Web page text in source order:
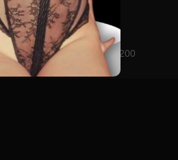
0%
Demon Mika No.200
0
watch video